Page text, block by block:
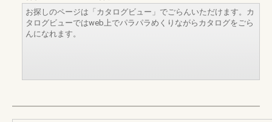
お探しのページは「カタログビュー」でごらんいただけます。カ
タログビューではweb上でパラパラめくりながらカタログをごら
んになれます。